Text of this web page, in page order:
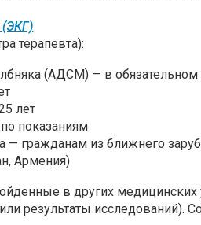
(ЭКГ)
терапевта):
(АДСМ) — в обязательном
лет
показаниям
— гражданам из ближнего
Армения)
в других медицинских
результаты исследований).